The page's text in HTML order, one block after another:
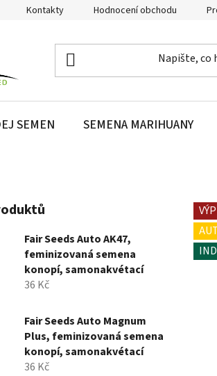
Kontakty Hodnocení obchodu
SEMEN SEMENA MARIHUANY
Fair Seeds Auto AK47,
feminizovaná semena
konopí, samonakvétací
36 Kč
Fair Seeds Auto Magnum
Plus, feminizovaná semena
konopí, samonakvétací
36 Kč